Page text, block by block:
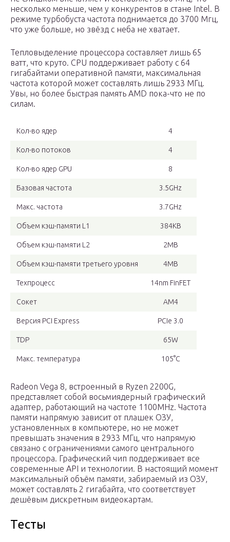
несколько меньше, чем у конкурентов в стане Intel. В
режиме турбобуста частота поднимается до 3700 Мгц,
что уже больше, но звёзд с неба не хватает.
Тепловыделение процессора составляет лишь 65
ватт, что круто. CPU поддерживает работу с 64
гигабайтами оперативной памяти, максимальная
частота которой может составлять лишь 2933 МГц.
Увы, но более быстрая память AMD пока-что не по
силам.
Кол-во ядер 4
Кол-во потоков 4
Кол-во ядер GPU 8
Базовая частота 3.5GHz
Макс. частота 3.7GHz
Объем кэш-памяти L1 384KB
Объем кэш-памяти L2 2MB
Объем кэш-памяти третьего уровня 4MB
Техпроцесс 14nm FinFET
Сокет AM4
Версия PCI Express PCIe 3.0
TDP 65W
Макс. температура 105°C
Radeon Vega 8, встроенный в Ryzen 2200G,
представляет собой восьмиядерный графический
адаптер, работающий на частоте 1100MHz. Частота
памяти напрямую зависит от плашек ОЗУ,
установленных в компьютере, но не может
превышать значения в 2933 МГц, что напрямую
связано с ограничениями самого центрального
процессора. Графический чип поддерживает все
современные API и технологии. В настоящий момент
максимальный объём памяти, забираемый из ОЗУ,
может составлять 2 гигабайта, что соответствует
дешёвым дискретным видеокартам.
Тесты